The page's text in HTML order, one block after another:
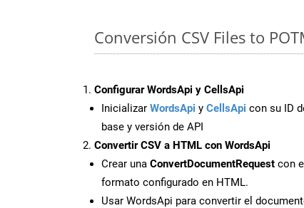
Conversión CSV Files to
Configurar WordsApi y CellsApi
Inicializar WordsApi y CellsApi con su ID
base y versión de API
Convertir CSV a HTML con WordsApi
Crear una ConvertDocumentRequest con
formato configurado en HTML.
Usar WordsApi para convertir el